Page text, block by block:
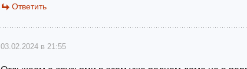
Ответить
03.02.2024 в 21:55